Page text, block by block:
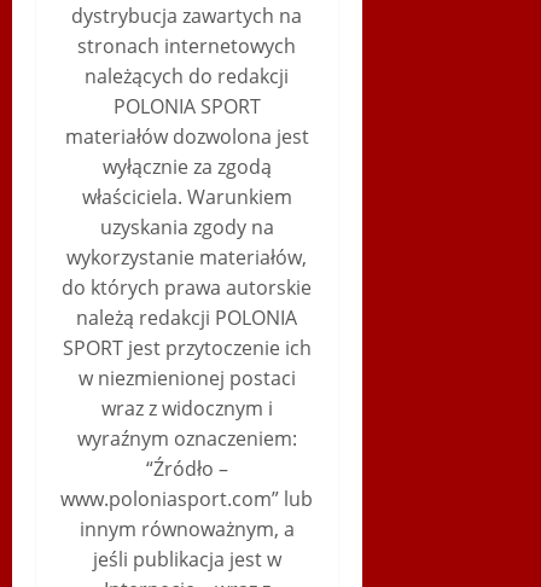
dystrybucja zawartych na
stronach internetowych
należących do redakcji
POLONIA SPORT
materiałów dozwolona jest
wyłącznie za zgodą
właściciela. Warunkiem
uzyskania zgody na
wykorzystanie materiałów,
do których prawa autorskie
należą redakcji POLONIA
SPORT jest przytoczenie ich
w niezmienionej postaci
wraz z widocznym i
wyraźnym oznaczeniem:
“Źródło –
www.poloniasport.com” lub
innym równoważnym, a
jeśli publikacja jest w